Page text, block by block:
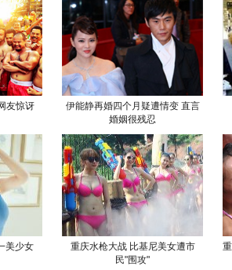
友惊讶
伊能静再婚四个月疑遭情变 直言
婚姻很残忍
美少女
重庆水枪大战 比基尼美女遭市
民"围攻"